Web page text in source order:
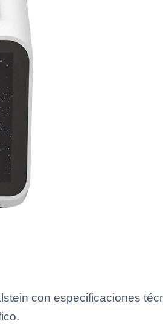
con especificaciones